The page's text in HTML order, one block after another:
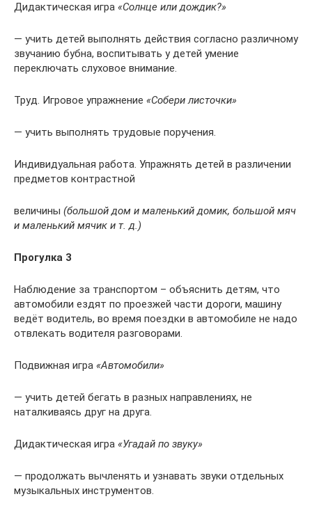
Дидактическая игра «Солнце или дождик?»
— учить детей выполнять действия согласно различному
звучанию бубна, воспитывать у детей умение
переключать слуховое внимание.
Труд. Игровое упражнение «Собери листочки»
— учить выполнять трудовые поручения.
Индивидуальная работа. Упражнять детей в различении
предметов контрастной
величины (большой дом и маленький домик, большой мяч
и маленький мячик и т. д.)
Прогулка 3
Наблюдение за транспортом – объяснить детям, что
автомобили ездят по проезжей части дороги, машину
ведёт водитель, во время поездки в автомобиле не надо
отвлекать водителя разговорами.
Подвижная игра «Автомобили»
— учить детей бегать в разных направлениях, не
наталкиваясь друг на друга.
Дидактическая игра «Угадай по звуку»
— продолжать вычленять и узнавать звуки отдельных
музыкальных инструментов.